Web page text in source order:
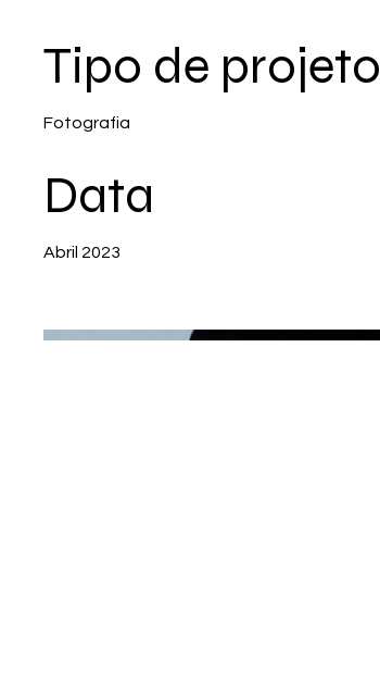
Tipo de projeto
Fotografia
Data
Abril 2023